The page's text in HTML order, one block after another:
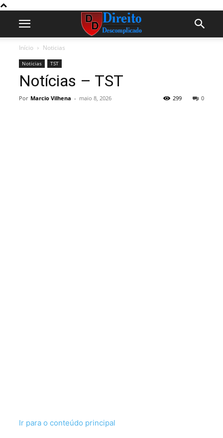
Início Noticias
Noticias TST
Notícias – TST
Por Marcio Vilhena - maio 8, 2026 0
299
Ir para o conteúdo principal